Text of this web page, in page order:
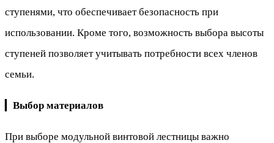
ступенями, что обеспечивает безопасность при
использовании. Кроме того, возможность выбора высоты
ступеней позволяет учитывать потребности всех членов
семьи.
Выбор материалов
При выборе модульной винтовой лестницы важно